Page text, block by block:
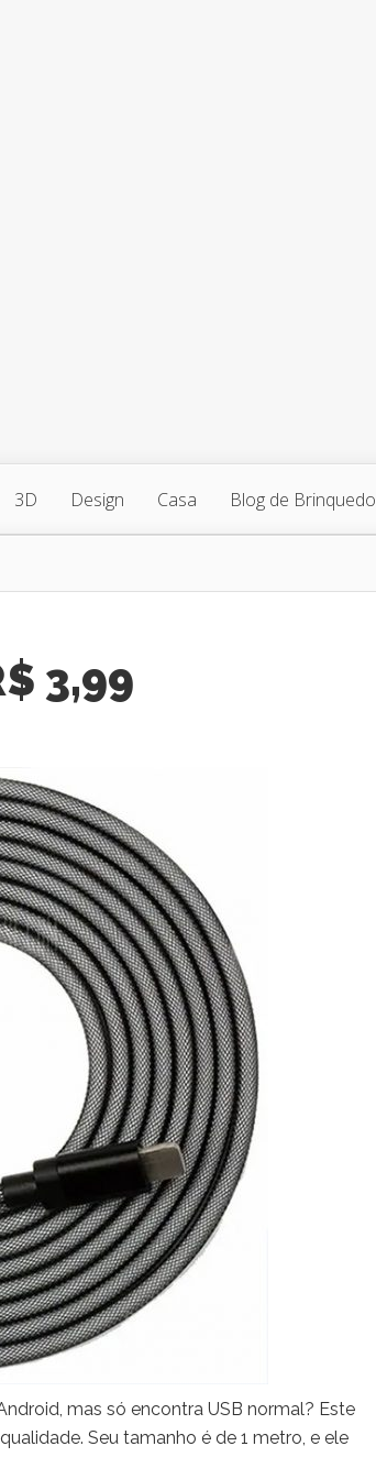
3D Design Casa Blog de Brinquedo
3,99
mas só encontra USB normal? Este
Seu tamanho é de 1 metro, e ele